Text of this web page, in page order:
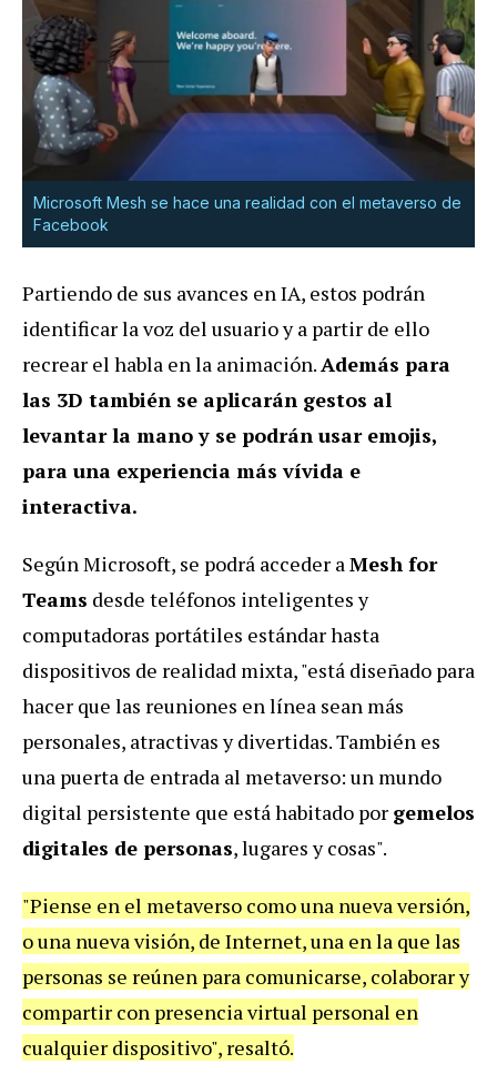
Microsoft Mesh se hace una realidad con el metaverso de
Facebook
Partiendo de sus avances en IA, estos podrán
identificar la voz del usuario y a partir de ello
recrear el habla en la animación. Además para
las 3D también se aplicarán gestos al
levantar la mano y se podrán usar emojis,
para una experiencia más vívida e
interactiva.
Según Microsoft, se podrá acceder a Mesh for
Teams desde teléfonos inteligentes y
computadoras portátiles estándar hasta
dispositivos de realidad mixta, "está diseñado para
hacer que las reuniones en línea sean más
personales, atractivas y divertidas. También es
una puerta de entrada al metaverso: un mundo
digital persistente que está habitado por gemelos
digitales de personas, lugares y cosas".
"Piense en el metaverso como una nueva versión,
o una nueva visión, de Internet, una en la que las
personas se reúnen para comunicarse, colaborar y
compartir con presencia virtual personal en
cualquier dispositivo", resaltó.